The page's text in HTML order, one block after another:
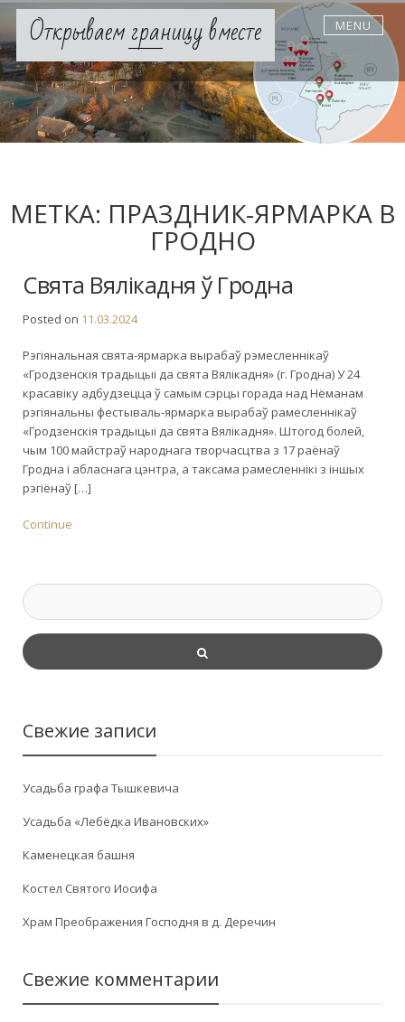
Skip
contentОткрываем границу вместе MENU
МЕТКА: ПРАЗДНИК-ЯРМАРКА В
ГРОДНО
Свята Вялікадня ў Гродна
Posted on 11.03.2024
Рэгіянальная свята-ярмарка вырабаў рэмесленнікаў
«Гродзенскія традыцыі да свята Вялікадня» (г. Гродна) У 24
красавіку адбудзецца ў самым сэрцы горада над Нёманам
рэгіянальны фестываль-ярмарка вырабаў рамесленнікаў
«Гродзенскія традыцыі да свята Вялікадня». Штогод болей,
чым 100 майстраў народнага творчасцтва з 17 раёнаў
Гродна і абласнага цэнтра, а таксама рамесленнікі з іншых
рэгіёнаў […]
Continue
Свежие записи
Усадьба графа Тышкевича
Усадьба «Лебёдка Ивановских»
Каменецкая башня
Костел Святого Иосифа
Храм Преображения Господня в д. Деречин
Свежие комментарии